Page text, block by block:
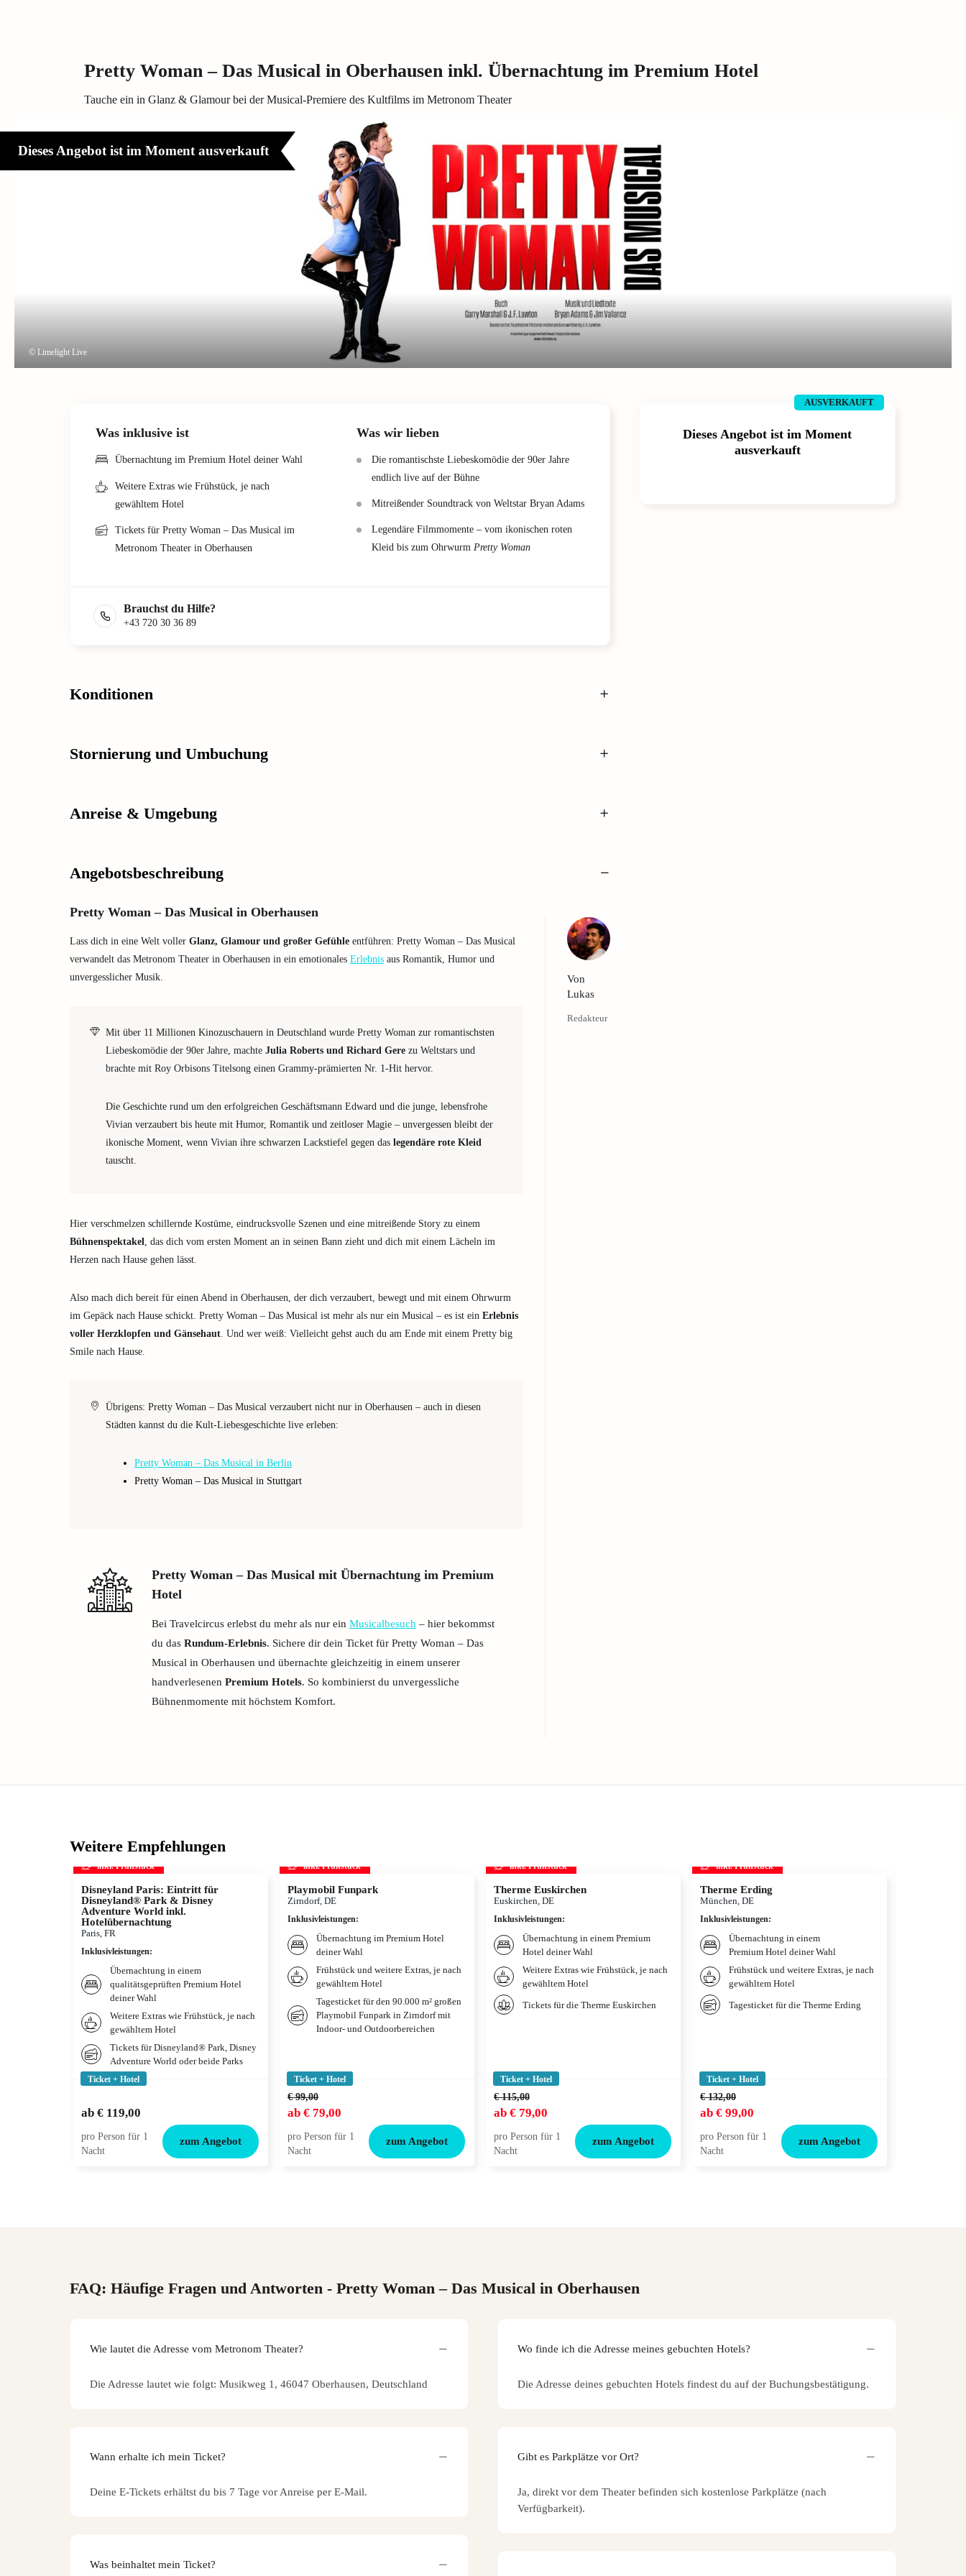
Pretty Woman – Das Musical in Oberhausen inkl. Übernachtung im Premium Hotel
Tauche ein in Glanz & Glamour bei der Musical-Premiere des Kultfilms im Metronom Theater
Dieses Angebot ist im Moment ausverkauft
© Limelight Live
AUSVERKAUFT
Dieses Angebot ist im Moment
ausverkauft
Was inklusive ist
Übernachtung im Premium Hotel deiner Wahl
Weitere Extras wie Frühstück, je nach
gewähltem Hotel
Tickets für Pretty Woman – Das Musical im
Metronom Theater in Oberhausen
Was wir lieben
Die romantischste Liebeskomödie der 90er Jahre
endlich live auf der Bühne
Mitreißender Soundtrack von Weltstar Bryan Adams
Legendäre Filmmomente – vom ikonischen roten
Kleid bis zum Ohrwurm Pretty Woman
Brauchst du Hilfe?
+43 720 30 36 89
Konditionen
Stornierung und Umbuchung
Anreise & Umgebung
Angebotsbeschreibung
Pretty Woman – Das Musical in Oberhausen
Lass dich in eine Welt voller Glanz, Glamour und großer Gefühle entführen: Pretty Woman – Das Musical
verwandelt das Metronom Theater in Oberhausen in ein emotionales Erlebnis aus Romantik, Humor und
unvergesslicher Musik.
Mit über 11 Millionen Kinozuschauern in Deutschland wurde Pretty Woman zur romantischsten
Liebeskomödie der 90er Jahre, machte Julia Roberts und Richard Gere zu Weltstars und
brachte mit Roy Orbisons Titelsong einen Grammy-prämierten Nr. 1-Hit hervor.
Die Geschichte rund um den erfolgreichen Geschäftsmann Edward und die junge, lebensfrohe
Vivian verzaubert bis heute mit Humor, Romantik und zeitloser Magie – unvergessen bleibt der
ikonische Moment, wenn Vivian ihre schwarzen Lackstiefel gegen das legendäre rote Kleid
tauscht.
Hier verschmelzen schillernde Kostüme, eindrucksvolle Szenen und eine mitreißende Story zu einem
Bühnenspektakel, das dich vom ersten Moment an in seinen Bann zieht und dich mit einem Lächeln im
Herzen nach Hause gehen lässt.
Also mach dich bereit für einen Abend in Oberhausen, der dich verzaubert, bewegt und mit einem Ohrwurm
im Gepäck nach Hause schickt. Pretty Woman – Das Musical ist mehr als nur ein Musical – es ist ein Erlebnis
voller Herzklopfen und Gänsehaut. Und wer weiß: Vielleicht gehst auch du am Ende mit einem Pretty big
Smile nach Hause.
Übrigens: Pretty Woman – Das Musical verzaubert nicht nur in Oberhausen – auch in diesen
Städten kannst du die Kult-Liebesgeschichte live erleben:
Pretty Woman – Das Musical in Berlin
Pretty Woman – Das Musical in Stuttgart
Pretty Woman – Das Musical mit Übernachtung im Premium
Hotel
Bei Travelcircus erlebst du mehr als nur ein Musicalbesuch – hier bekommst
du das Rundum-Erlebnis. Sichere dir dein Ticket für Pretty Woman – Das
Musical in Oberhausen und übernachte gleichzeitig in einem unserer
handverlesenen Premium Hotels. So kombinierst du unvergessliche
Bühnenmomente mit höchstem Komfort.
Von
Lukas
Redakteur
Weitere Empfehlungen
inkl. Frühstück
Disneyland Paris: Eintritt für
Disneyland® Park & Disney
Adventure World inkl.
Hotelübernachtung
Paris, FR
Inklusivleistungen:
Übernachtung in einem
qualitätsgeprüften Premium Hotel
deiner Wahl
Weitere Extras wie Frühstück, je nach
gewähltem Hotel
Tickets für Disneyland® Park, Disney
Adventure World oder beide Parks
Ticket + Hotel
ab € 119,00
pro Person für 1
Nacht
zum Angebot
inkl. Frühstück
Playmobil Funpark
Zirndorf, DE
Inklusivleistungen:
Übernachtung im Premium Hotel
deiner Wahl
Frühstück und weitere Extras, je nach
gewähltem Hotel
Tagesticket für den 90.000 m² großen
Playmobil Funpark in Zirndorf mit
Indoor- und Outdoorbereichen
Ticket + Hotel
€ 99,00
ab € 79,00
pro Person für 1
Nacht
zum Angebot
inkl. Frühstück
Therme Euskirchen
Euskirchen, DE
Inklusivleistungen:
Übernachtung in einem Premium
Hotel deiner Wahl
Weitere Extras wie Frühstück, je nach
gewähltem Hotel
Tickets für die Therme Euskirchen
Ticket + Hotel
€ 115,00
ab € 79,00
pro Person für 1
Nacht
zum Angebot
inkl. Frühstück
Therme Erding
München, DE
Inklusivleistungen:
Übernachtung in einem
Premium Hotel deiner Wahl
Frühstück und weitere Extras, je nach
gewähltem Hotel
Tagesticket für die Therme Erding
Ticket + Hotel
€ 132,00
ab € 99,00
pro Person für 1
Nacht
zum Angebot
FAQ: Häufige Fragen und Antworten - Pretty Woman – Das Musical in Oberhausen
Wie lautet die Adresse vom Metronom Theater?
Die Adresse lautet wie folgt: Musikweg 1, 46047 Oberhausen, Deutschland
Wann erhalte ich mein Ticket?
Deine E-Tickets erhältst du bis 7 Tage vor Anreise per E-Mail.
Was beinhaltet mein Ticket?
Wo finde ich die Adresse meines gebuchten Hotels?
Die Adresse deines gebuchten Hotels findest du auf der Buchungsbestätigung.
Gibt es Parkplätze vor Ort?
Ja, direkt vor dem Theater befinden sich kostenlose Parkplätze (nach
Verfügbarkeit).